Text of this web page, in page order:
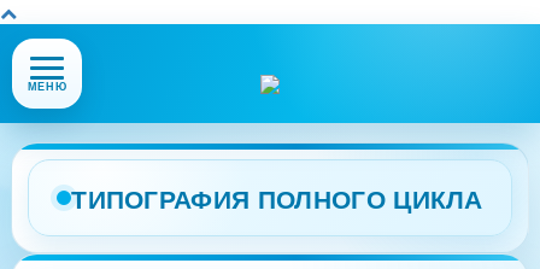
Открыть
или
меню
сайта
МЕНЮ
ТИПОГРАФИЯ ПОЛНОГО ЦИКЛА